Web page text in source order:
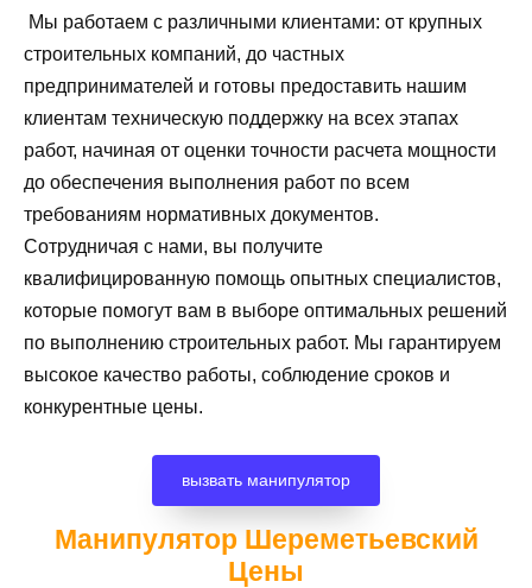
Мы работаем с различными клиентами: от крупных
строительных компаний, до частных
предпринимателей и готовы предоставить нашим
клиентам техническую поддержку на всех этапах
работ, начиная от оценки точности расчета мощности
до обеспечения выполнения работ по всем
требованиям нормативных документов.
Сотрудничая с нами, вы получите
квалифицированную помощь опытных специалистов,
которые помогут вам в выборе оптимальных решений
по выполнению строительных работ. Мы гарантируем
высокое качество работы, соблюдение сроков и
конкурентные цены.
вызвать манипулятор
Манипулятор Шереметьевский
Цены